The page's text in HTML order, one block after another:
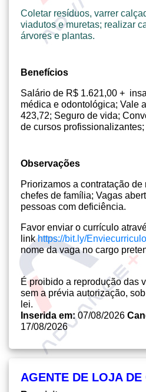
Coletar resíduos, varrer
viadutos e muretas; realizar
árvores e plantas.
Benefícios
Salário de R$ 1.621,00 +
médica e odontológica; Vale
423,72; Seguro de vida;
de cursos
Observações
Priorizamos a contratação
chefes de família; Vagas
pessoas com deficiência.
Favor enviar o currículo
linkhttps://bit.ly/
nome da vaga no cargo
É proibido a reprodução das
sem a prévia autorização,
lei.
Inserida em:07/08/2026
17/08/2026
AGENTE DE LOJA DE